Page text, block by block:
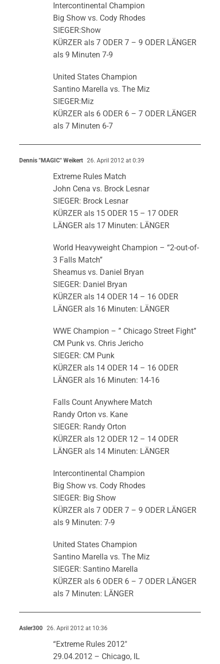
Intercontinental Champion
Big Show vs. Cody Rhodes
SIEGER:Show
KÜRZER als 7 ODER 7 – 9 ODER LÄNGER
als 9 Minuten 7-9
United States Champion
Santino Marella vs. The Miz
SIEGER:Miz
KÜRZER als 6 ODER 6 – 7 ODER LÄNGER
als 7 Minuten 6-7
Dennis "MAGIC" Weikert 26. April 2012 at 0:39
Extreme Rules Match
John Cena vs. Brock Lesnar
SIEGER: Brock Lesnar
KÜRZER als 15 ODER 15 – 17 ODER
LÄNGER als 17 Minuten: LÄNGER
World Heavyweight Champion – “2-out-of-
3 Falls Match”
Sheamus vs. Daniel Bryan
SIEGER: Daniel Bryan
KÜRZER als 14 ODER 14 – 16 ODER
LÄNGER als 16 Minuten: LÄNGER
WWE Champion – ” Chicago Street Fight”
CM Punk vs. Chris Jericho
SIEGER: CM Punk
KÜRZER als 14 ODER 14 – 16 ODER
LÄNGER als 16 Minuten: 14-16
Falls Count Anywhere Match
Randy Orton vs. Kane
SIEGER: Randy Orton
KÜRZER als 12 ODER 12 – 14 ODER
LÄNGER als 14 Minuten: LÄNGER
Intercontinental Champion
Big Show vs. Cody Rhodes
SIEGER: Big Show
KÜRZER als 7 ODER 7 – 9 ODER LÄNGER
als 9 Minuten: 7-9
United States Champion
Santino Marella vs. The Miz
SIEGER: Santino Marella
KÜRZER als 6 ODER 6 – 7 ODER LÄNGER
als 7 Minuten: LÄNGER
Asler300 26. April 2012 at 10:36
“Extreme Rules 2012″
29.04.2012 – Chicago, IL